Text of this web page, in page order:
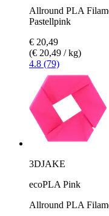
Allround PLA
Pastellpink
€ 20,49
(€ 20,49 / kg)
4.8 (79)
3DJAKE
ecoPLA Pink
Allround PLA